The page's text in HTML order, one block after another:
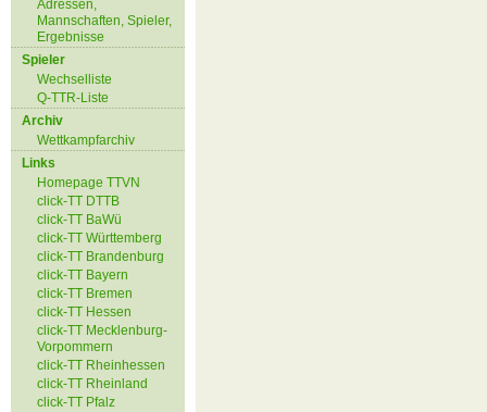
Adressen,
Mannschaften, Spieler,
Ergebnisse
Spieler
Wechselliste
Q-TTR-Liste
Archiv
Wettkampfarchiv
Links
Homepage TTVN
click-TT DTTB
click-TT BaWü
click-TT Württemberg
click-TT Brandenburg
click-TT Bayern
click-TT Bremen
click-TT Hessen
click-TT Mecklenburg-
Vorpommern
click-TT Rheinhessen
click-TT Rheinland
click-TT Pfalz